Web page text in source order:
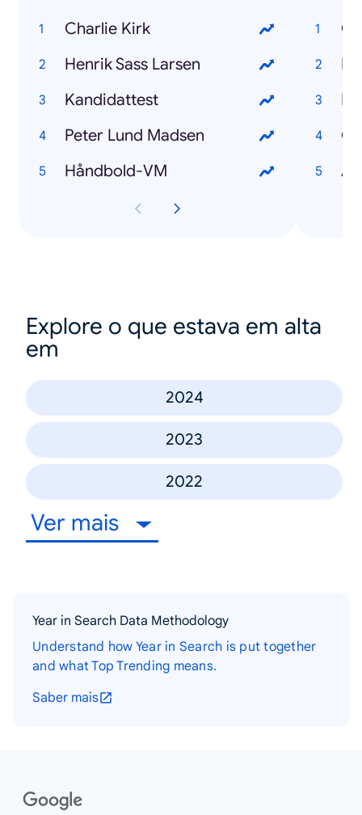
Charlie Kirk
Henrik Sass Larsen
Kandidattest
Peter Lund Madsen
Håndbold-VM
Explore o que estava em alta
em
2024
2023
2022
Ver mais
Year in Search Data Methodology
Understand how Year in Search is put together
and what Top Trending means.
Saber mais